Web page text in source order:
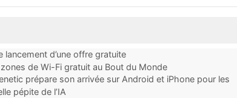
lancement d’une offre gratuite
de Wi-Fi gratuit au Bout du Monde
prépare son arrivée sur Android et iPhone pour les
pépite de l’IA